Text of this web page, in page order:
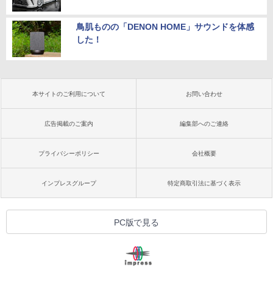
鳥肌ものの「DENON HOME」サウンドを体感
した！
本サイトのご利用について お問い合わせ
広告掲載のご案内 編集部へのご連絡
プライバシーポリシー 会社概要
インプレスグループ 特定商取引法に基づく表示
PC版で見る